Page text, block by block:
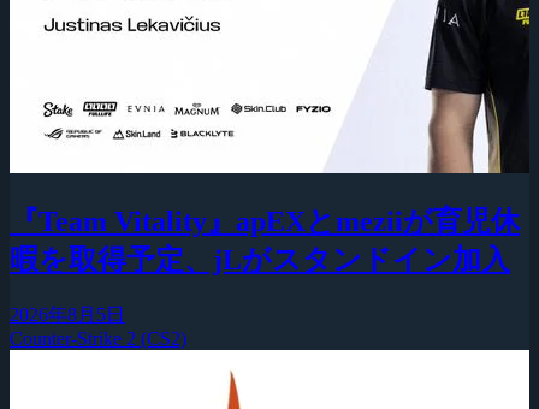
『Team Vitality』apEXとmeziiが育児休
暇を取得予定、jLがスタンドイン加入
2026年8月5日
Counter-Strike 2 (CS2)